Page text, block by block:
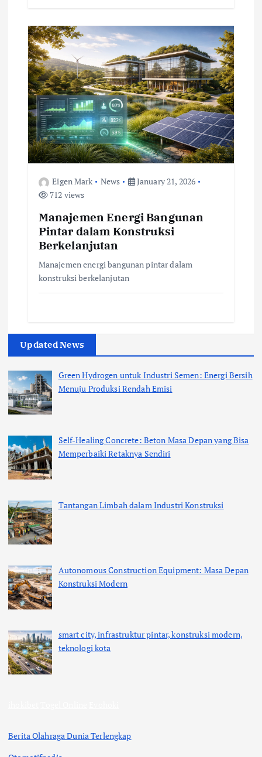
Eigen Mark News
January 21, 2026
712 views
Manajemen Energi Bangunan
Pintar dalam Konstruksi
Berkelanjutan
Manajemen energi bangunan pintar dalam
konstruksi berkelanjutan
Updated News
Green Hydrogen untuk Industri Semen: Energi Bersih
Menuju Produksi Rendah Emisi
Self-Healing Concrete: Beton Masa Depan yang Bisa
Memperbaiki Retaknya Sendiri
Tantangan Limbah dalam Industri Konstruksi
Autonomous Construction Equipment: Masa Depan
Konstruksi Modern
smart city, infrastruktur pintar, konstruksi modern,
teknologi kota
Berita Olahraga Dunia Terlengkap